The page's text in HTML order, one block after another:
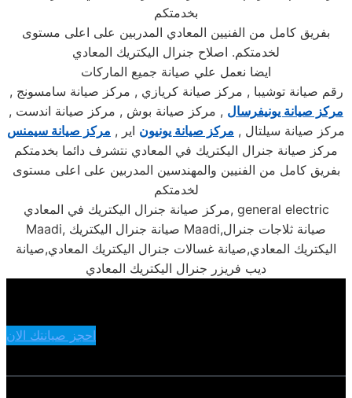
بخدمتكم
بفريق كامل من الفنيين المعادي المدربين على اعلى مستوى
لخدمتكم. اصلاح جنرال اليكتريك المعادي
ايضا نعمل علي صيانة جميع الماركات
رقم صيانة توشيبا , مركز صيانة كريازي , مركز صيانة سامسونج ,
مركز صيانة يونيفرسال , مركز صيانة بوش , مركز صيانة اندست ,
مركز صيانة سيلتال , مركز صيانة يونيون اير , مركز صيانة سيمنس
مركز صيانة جنرال اليكتريك في المعادي نتشرف دائما بخدمتكم
بفريق كامل من الفنيين والمهندسين المدربين على اعلى مستوى
لخدمتكم
مركز صيانة جنرال اليكتريك في المعادي, general electric
Maadi, صيانة جنرال اليكتريك Maadi,صيانة ثلاجات جنرال
اليكتريك المعادي,صيانة غسالات جنرال اليكتريك المعادي,صيانة
ديب فريزر جنرال اليكتريك المعادي
احجز صيانتك الان